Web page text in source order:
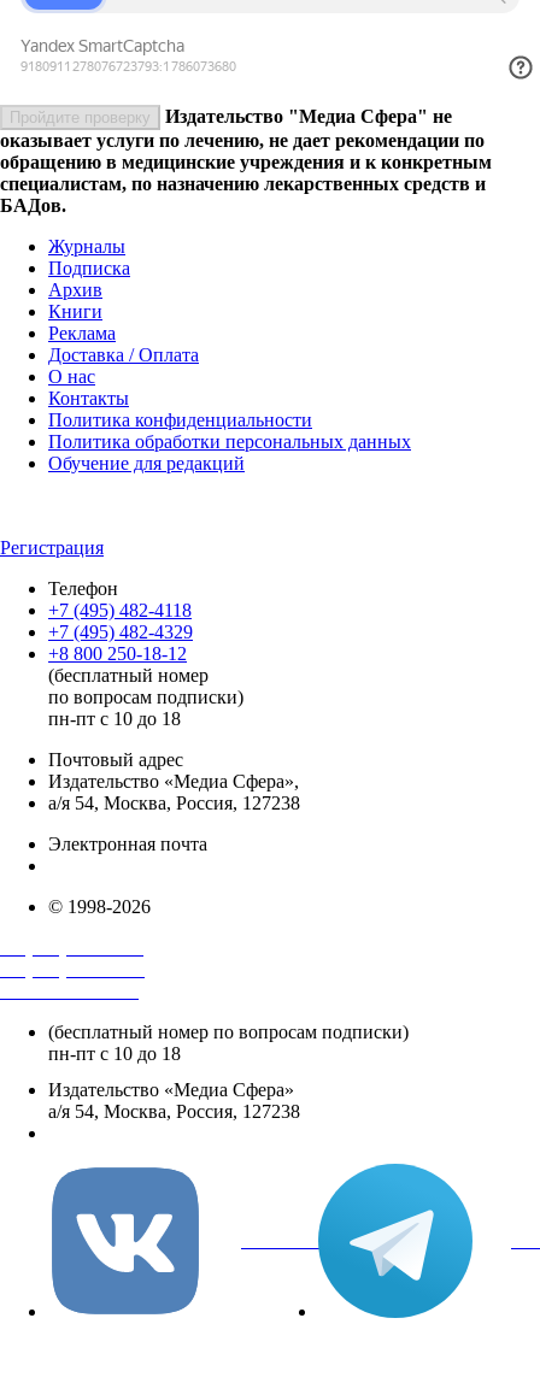
Пройдите проверку
Издательство "Медиа Сфера" не
оказывает услуги по лечению, не дает рекомендации по
обращению в медицинские учреждения и к конкретным
специалистам, по назначению лекарственных средств и
БАДов.
Журналы
Подписка
Архив
Книги
Реклама
Доставка / Оплата
О нас
Контакты
Политика конфиденциальности
Политика обработки персональных данных
Обучение для редакций
Регистрация
Телефон
+7 (495) 482-4118
+7 (495) 482-4329
+8 800 250-18-12
(бесплатный номер
по вопросам подписки)
пн-пт с 10 до 18
Почтовый адрес
Издательство «Медиа Сфера»,
а/я 54, Москва, Россия, 127238
Электронная почта
© 1998-2026
(бесплатный номер по вопросам подписки)
пн-пт с 10 до 18
Издательство «Медиа Сфера»
а/я 54, Москва, Россия, 127238
вКонтакте